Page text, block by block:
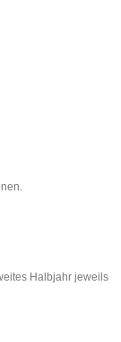
Halbjahr jeweils